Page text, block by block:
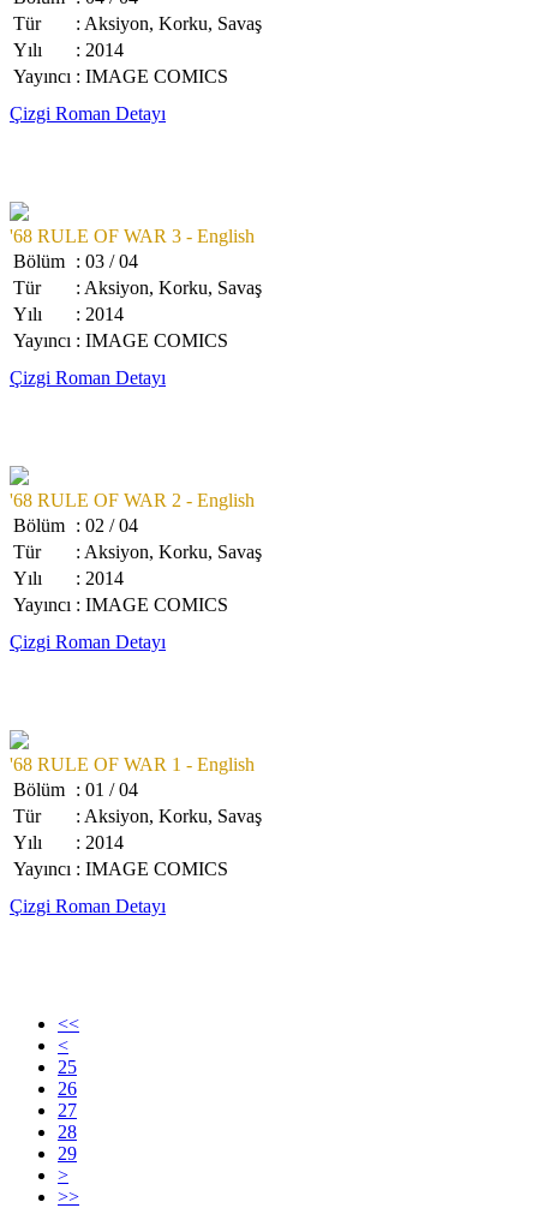
Tür
: Aksiyon, Korku, Savaş
Yılı
: 2014
Yayıncı : IMAGE COMICS
Çizgi Roman Detayı
'68 RULE OF WAR 3 - English
Bölüm : 03 / 04
Tür
: Aksiyon, Korku, Savaş
Yılı
: 2014
Yayıncı : IMAGE COMICS
Çizgi Roman Detayı
'68 RULE OF WAR 2 - English
Bölüm : 02 / 04
Tür
: Aksiyon, Korku, Savaş
Yılı
: 2014
Yayıncı : IMAGE COMICS
Çizgi Roman Detayı
'68 RULE OF WAR 1 - English
Bölüm : 01 / 04
Tür
: Aksiyon, Korku, Savaş
Yılı
: 2014
Yayıncı : IMAGE COMICS
Çizgi Roman Detayı
<<
<
25
26
27
28
29
>
>>